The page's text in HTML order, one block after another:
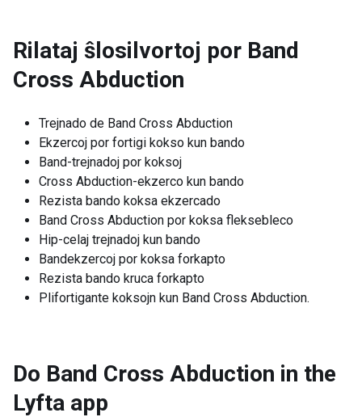
Rilataj ŝlosilvortoj por Band
Cross Abduction
Trejnado de Band Cross Abduction
Ekzercoj por fortigi kokso kun bando
Band-trejnadoj por koksoj
Cross Abduction-ekzerco kun bando
Rezista bando koksa ekzercado
Band Cross Abduction por koksa fleksebleco
Hip-celaj trejnadoj kun bando
Bandekzercoj por koksa forkapto
Rezista bando kruca forkapto
Plifortigante koksojn kun Band Cross Abduction.
Do Band Cross Abduction in the
Lyfta app